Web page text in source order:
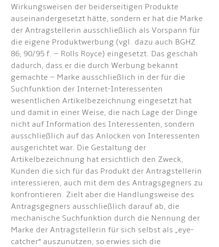
Wirkungsweisen der beiderseitigen Produkte
auseinandergesetzt hätte, sondern er hat die Marke
der Antragstellerin ausschließlich als Vorspann für
die eigene Produktwerbung (vgl. dazu auch BGHZ
86, 90/95 f. – Rolls Royce) eingesetzt. Das geschah
dadurch, dass er die durch Werbung bekannt
gemachte – Marke ausschließlich in der für die
Suchfunktion der Internet-Interessenten
wesentlichen Artikelbezeichnung eingesetzt hat
und damit in einer Weise, die nach Lage der Dinge
nicht auf Information des Interessenten, sondern
ausschließlich auf das Anlocken von Interessenten
ausgerichtet war. Die Gestaltung der
Artikelbezeichnung hat ersichtlich den Zweck,
Kunden die sich für das Produkt der Antragstelle­rin
interessieren, auch mit dem des Antragsgegners zu
konfrontieren. Zielt aber die Handlungs­weise des
Antragsgegners ausschließlich darauf ab, die
mechanische Suchfunktion durch die Nennung der
Marke der Antragstellerin für sich selbst als „eye-
catcher“ auszunutzen, so erwies sich die